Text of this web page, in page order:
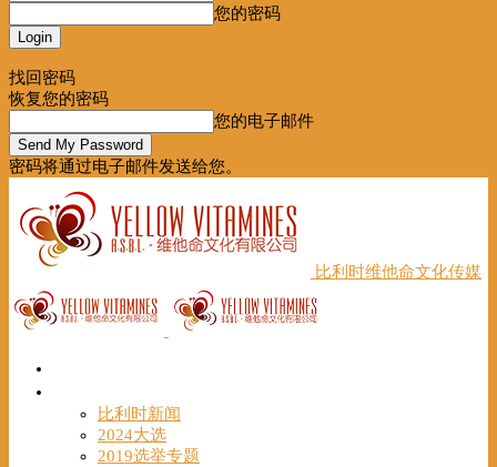
您的密码
找回密码
恢复您的密码
您的电子邮件
密码将通过电子邮件发送给您。
比利时维他命文化传媒
比利时新闻
2024大选
2019选举专题